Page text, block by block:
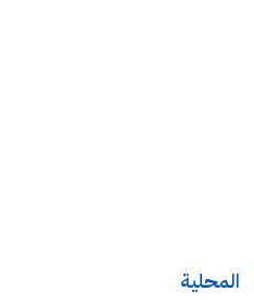
المحلية